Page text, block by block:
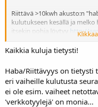
Riittävä >10kwh akusto:n
kulutukseen kesällä ja
itsekin pohja löytyy http://
Pitäisikö tuo "rimalla" tulkita
harrastus vähennellä
T:http://eerin.fi/
Kaikkia kuluja tietysti!
Haba/Riittävyys on tietysti
eri vaiheille kulutusta
ei ole esim. vaiheet
'verkkotyylejä' on monia...